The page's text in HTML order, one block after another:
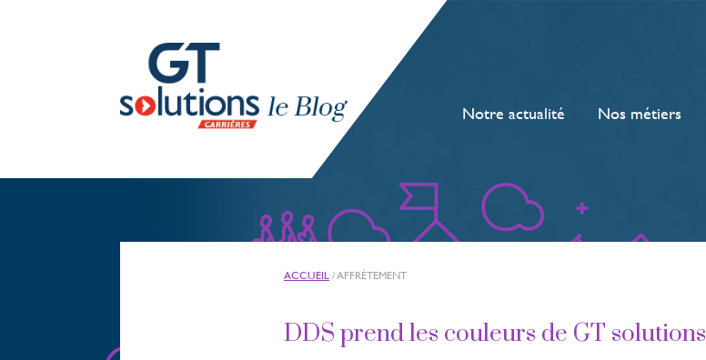
Notre actualité Nos métiers
ACCUEIL /AFFRÉTEMENT
DDS prend les couleurs de GT solutions